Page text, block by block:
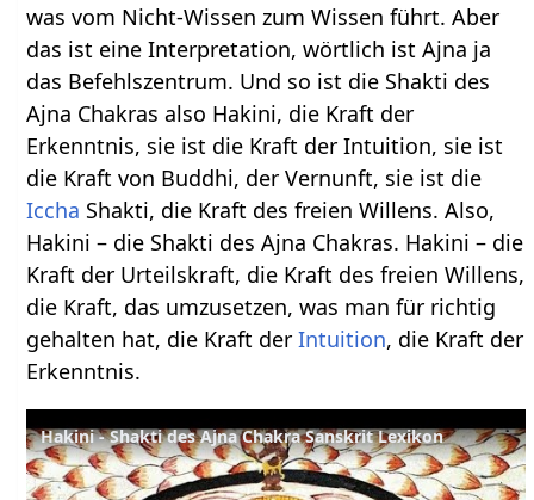
was vom Nicht-Wissen zum Wissen führt. Aber
das ist eine Interpretation, wörtlich ist Ajna ja
das Befehlszentrum. Und so ist die Shakti des
Ajna Chakras also Hakini, die Kraft der
Erkenntnis, sie ist die Kraft der Intuition, sie ist
die Kraft von Buddhi, der Vernunft, sie ist die
Iccha Shakti, die Kraft des freien Willens. Also,
Hakini – die Shakti des Ajna Chakras. Hakini – die
Kraft der Urteilskraft, die Kraft des freien Willens,
die Kraft, das umzusetzen, was man für richtig
gehalten hat, die Kraft derIntuition, die Kraft der
Erkenntnis.
Hakini - Shakti des Ajna Chakra Sanskrit Lexikon